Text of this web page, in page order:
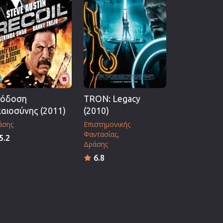
(2011)
5.2
TRON: Legacy
(2010)
Επιστημονικής
Φαντασίας
Δράσης
6.8